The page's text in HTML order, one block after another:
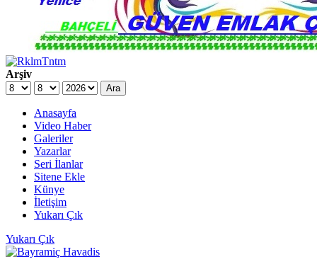
Arşiv
Ara
Anasayfa
Video Haber
Galeriler
Yazarlar
Seri İlanlar
Sitene Ekle
Künye
İletişim
Yukarı Çık
Yukarı Çık